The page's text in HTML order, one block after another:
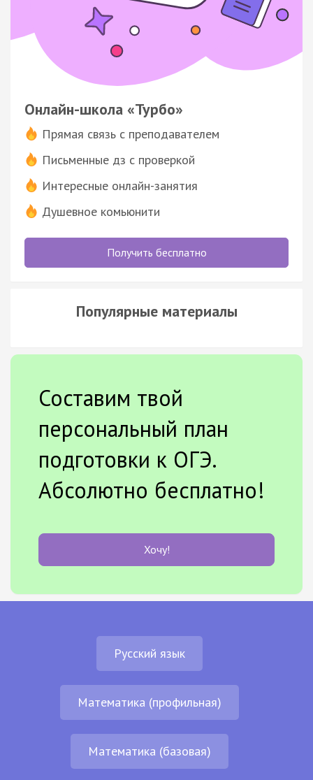
Онлайн-школа «Турбо»
Прямая связь с преподавателем
Письменные дз с проверкой
Интересные онлайн-занятия
Душевное комьюнити
Получить бесплатно
Популярные материалы
Составим твой
персональный план
подготовки к ОГЭ.
Абсолютно бесплатно!
Хочу!
Русский язык
Математика (профильная)
Математика (базовая)